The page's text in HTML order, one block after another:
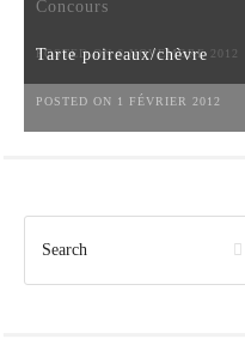
Concours
POSTED ON 6 NOVEMBRE 2012
Tarte poireaux/chèvre
POSTED ON 1 FÉVRIER 2012